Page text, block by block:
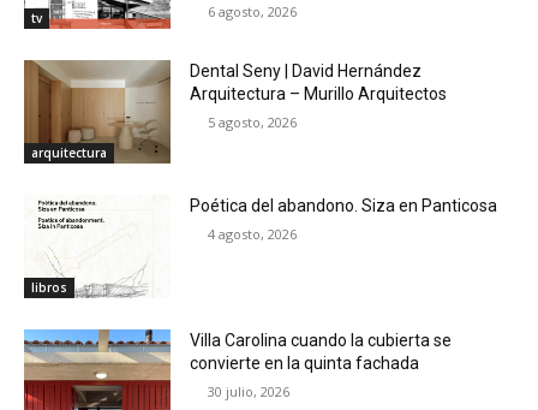
tv 6 agosto, 2026
arquitectura
Dental Seny | David Hernández
Arquitectura – Murillo Arquitectos
5 agosto, 2026
libros
Poética del abandono. Siza en Panticosa
4 agosto, 2026
Villa Carolina cuando la cubierta se
convierte en la quinta fachada
30 julio, 2026